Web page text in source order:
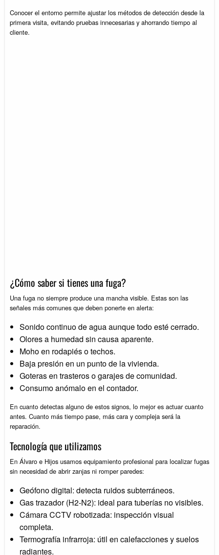
Conocer el entorno permite ajustar los métodos de detección desde la
primera visita, evitando pruebas innecesarias y ahorrando tiempo al
cliente.
¿Cómo saber si tienes una fuga?
Una fuga no siempre produce una mancha visible. Estas son las
señales más comunes que deben ponerte en alerta:
Sonido continuo de agua aunque todo esté cerrado.
Olores a humedad sin causa aparente.
Moho en rodapiés o techos.
Baja presión en un punto de la vivienda.
Goteras en trasteros o garajes de comunidad.
Consumo anómalo en el contador.
En cuanto detectas alguno de estos signos, lo mejor es actuar cuanto
antes. Cuanto más tiempo pase, más cara y compleja será la
reparación.
Tecnología que utilizamos
En Álvaro e Hijos usamos equipamiento profesional para localizar fugas
sin necesidad de abrir zanjas ni romper paredes:
Geófono digital: detecta ruidos subterráneos.
Gas trazador (H2-N2): ideal para tuberías no visibles.
Cámara CCTV robotizada: inspección visual
completa.
Termografía infrarroja: útil en calefacciones y suelos
radiantes.